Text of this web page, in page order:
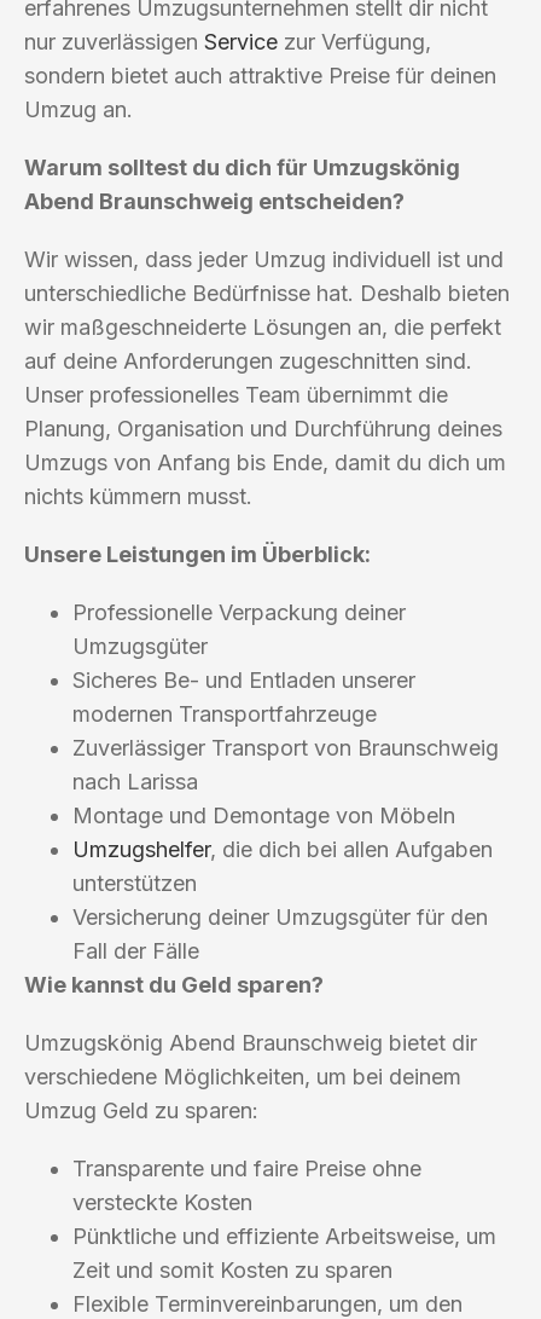
erfahrenes Umzugsunternehmen stellt dir nicht
nur zuverlässigen Service zur Verfügung,
sondern bietet auch attraktive Preise für deinen
Umzug an.
Warum solltest du dich für Umzugskönig
Abend Braunschweig entscheiden?
Wir wissen, dass jeder Umzug individuell ist und
unterschiedliche Bedürfnisse hat. Deshalb bieten
wir maßgeschneiderte Lösungen an, die perfekt
auf deine Anforderungen zugeschnitten sind.
Unser professionelles Team übernimmt die
Planung, Organisation und Durchführung deines
Umzugs von Anfang bis Ende, damit du dich um
nichts kümmern musst.
Unsere Leistungen im Überblick:
Professionelle Verpackung deiner
Umzugsgüter
Sicheres Be- und Entladen unserer
modernen Transportfahrzeuge
Zuverlässiger Transport von Braunschweig
nach Larissa
Montage und Demontage von Möbeln
Umzugshelfer, die dich bei allen Aufgaben
unterstützen
Versicherung deiner Umzugsgüter für den
Fall der Fälle
Wie kannst du Geld sparen?
Umzugskönig Abend Braunschweig bietet dir
verschiedene Möglichkeiten, um bei deinem
Umzug Geld zu sparen:
Transparente und faire Preise ohne
versteckte Kosten
Pünktliche und effiziente Arbeitsweise, um
Zeit und somit Kosten zu sparen
Flexible Terminvereinbarungen, um den